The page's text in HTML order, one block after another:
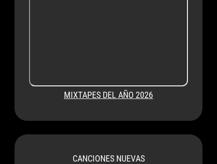
MIXTAPES DEL AÑO 2026
CANCIONES NUEVAS